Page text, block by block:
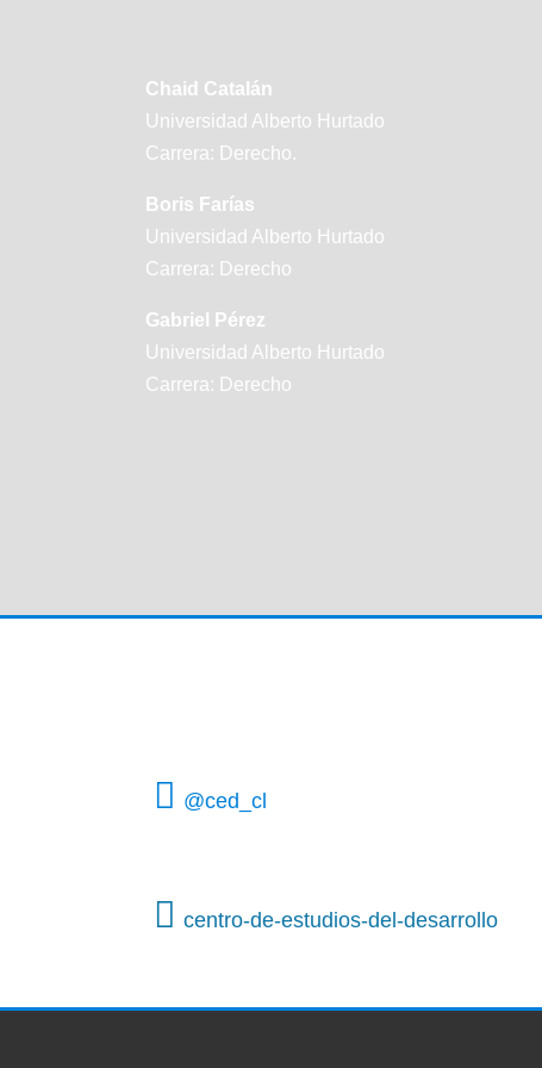
Chaid Catalán
Universidad Alberto Hurtado
Carrera: Derecho.
Boris Farías
Universidad Alberto Hurtado
Carrera: Derecho
Gabriel Pérez
Universidad Alberto Hurtado
Carrera: Derecho
@ced_cl
centro-de-estudios-del-desarrollo